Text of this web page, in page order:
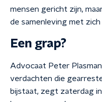
mensen gericht zijn,
de samenleving met zich
Een grap?
Advocaat Peter
verdachten die
bijstaat, zegt zaterdag